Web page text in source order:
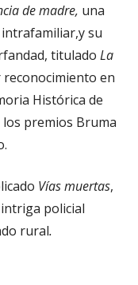
de madre, una
su
titulado La
reconocimiento en
Histórica de
premios Bruma
Vías muertas,
policial
rural.